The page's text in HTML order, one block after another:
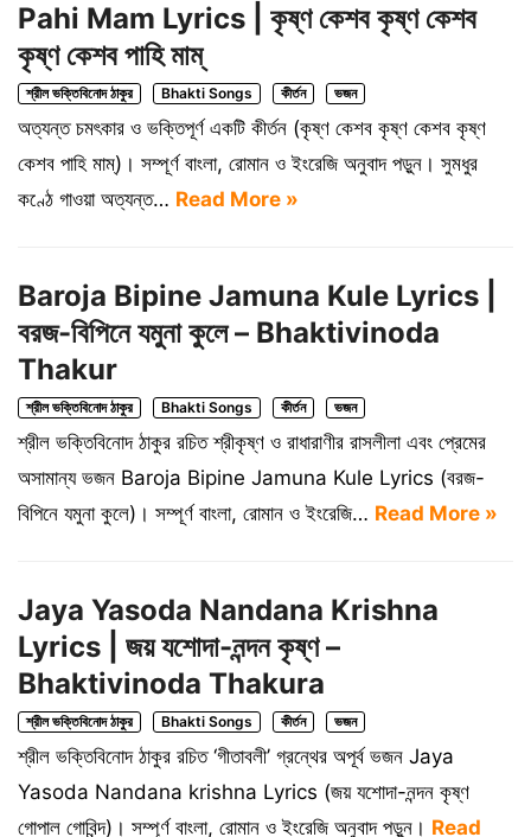
Pahi Mam Lyrics | কৃষ্ণ কেশব কৃষ্ণ কেশব
কৃষ্ণ কেশব পাহি মাম্
শ্রীল ভক্তিবিনোদ ঠাকুর Bhakti Songs কীর্তন ভজন
অত্যন্ত চমৎকার ও ভক্তিপূর্ণ একটি কীর্তন (কৃষ্ণ কেশব কৃষ্ণ কেশব কৃষ্ণ
কেশব পাহি মাম্)। সম্পূর্ণ বাংলা, রোমান ও ইংরেজি অনুবাদ পড়ুন। সুমধুর
কণ্ঠে গাওয়া অত্যন্ত… Read More »
Baroja Bipine Jamuna Kule Lyrics |
বরজ-বিপিনে যমুনা কুলে – Bhaktivinoda
Thakur
শ্রীল ভক্তিবিনোদ ঠাকুর Bhakti Songs কীর্তন ভজন
শ্রীল ভক্তিবিনোদ ঠাকুর রচিত শ্রীকৃষ্ণ ও রাধারাণীর রাসলীলা এবং প্রেমের
অসামান্য ভজন Baroja Bipine Jamuna Kule Lyrics (বরজ-
বিপিনে যমুনা কুলে)। সম্পূর্ণ বাংলা, রোমান ও ইংরেজি… Read More »
Jaya Yasoda Nandana Krishna
Lyrics | জয় যশোদা-নন্দন কৃষ্ণ –
Bhaktivinoda Thakura
শ্রীল ভক্তিবিনোদ ঠাকুর Bhakti Songs কীর্তন ভজন
শ্রীল ভক্তিবিনোদ ঠাকুর রচিত ‘গীতাবলী’ গ্রন্থের অপূর্ব ভজন Jaya
Yasoda Nandana krishna Lyrics (জয় যশোদা-নন্দন কৃষ্ণ
গোপাল গোবিন্দ)। সম্পূর্ণ বাংলা, রোমান ও ইংরেজি অনুবাদ পড়ুন। Read